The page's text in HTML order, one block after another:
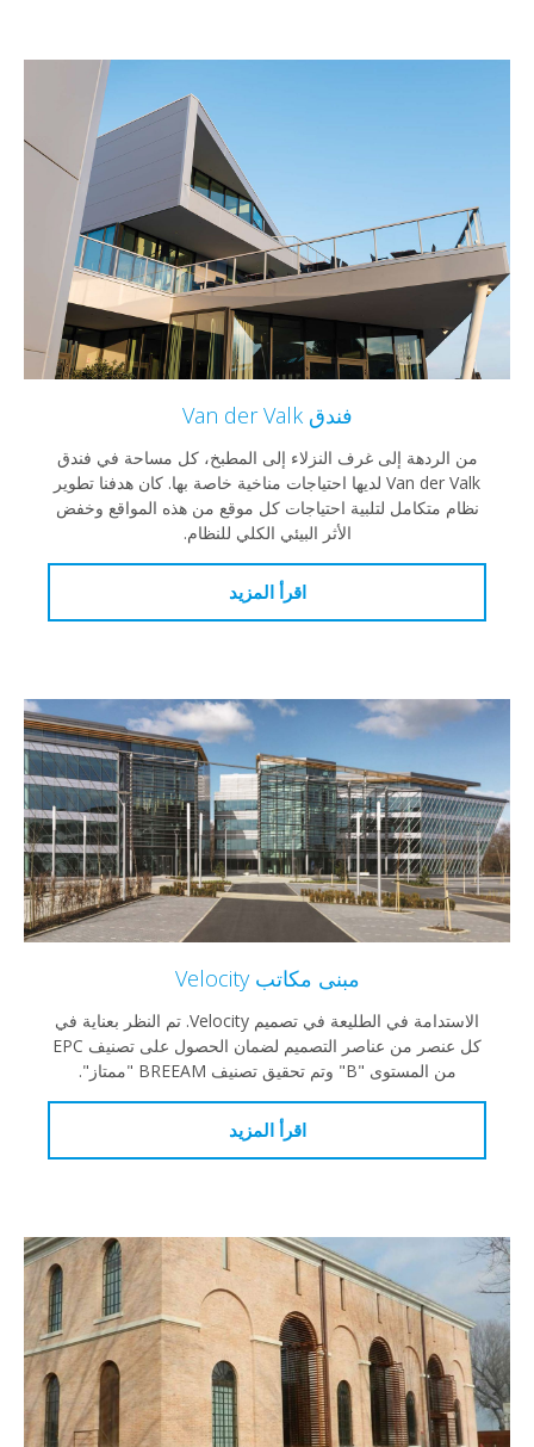
فندق Van der Valk
من الردهة إلى غرف النزلاء إلى المطبخ، كل مساحة في فندق
Van der Valk لديها احتياجات مناخية خاصة بها. كان هدفنا تطوير
نظام متكامل لتلبية احتياجات كل موقع من هذه المواقع وخفض
الأثر البيئي الكلي للنظام.
اقرأ المزيد
مبنى مكاتب Velocity
الاستدامة في الطليعة في تصميم Velocity. تم النظر بعناية في
كل عنصر من عناصر التصميم لضمان الحصول على تصنيف EPC
من المستوى "B" وتم تحقيق تصنيف BREEAM "ممتاز".
اقرأ المزيد